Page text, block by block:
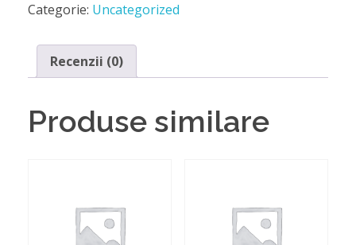
Categorie: Uncategorized
Recenzii (0)
Produse similare